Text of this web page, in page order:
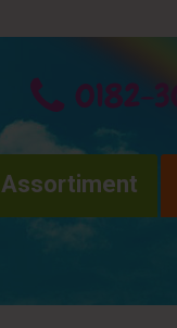
0182-
Assortiment